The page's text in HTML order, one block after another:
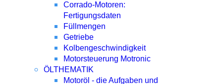
Corrado-Motoren:
Fertigungsdaten
Füllmengen
Getriebe
Kolbengeschwindigkeit
Motorsteuerung Motronic
ÖLTHEMATIK
Motoröl - die Aufgaben und